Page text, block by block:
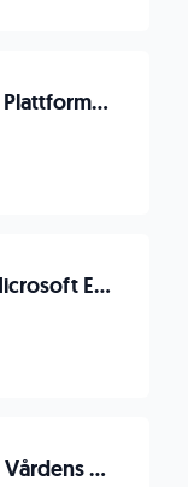
Infrastructure Plattform Engineer
IT specialist Microsoft Exchange
Risk Manager Vårdens IT till Karolinska Universitetssjukhuset